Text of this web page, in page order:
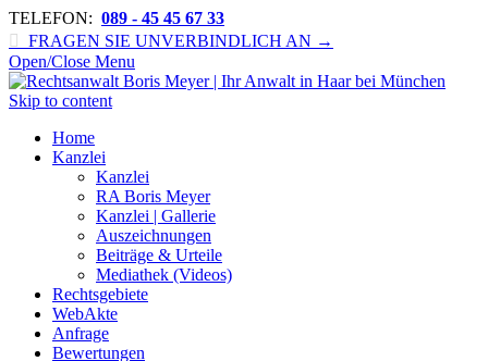
TELEFON: 089 - 45 45 67 33

FRAGEN SIE UNVERBINDLICH AN →
Open/Close Menu
Skip to content
Home
Kanzlei
Kanzlei
RA Boris Meyer
Kanzlei | Gallerie
Auszeichnungen
Beiträge & Urteile
Mediathek (Videos)
Rechtsgebiete
WebAkte
Anfrage
Bewertungen